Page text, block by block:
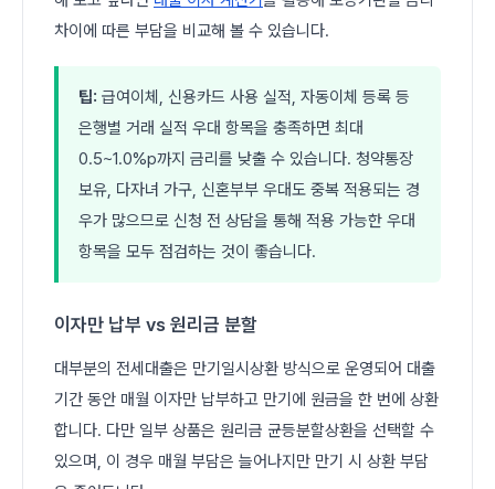
차이에 따른 부담을 비교해 볼 수 있습니다.
팁: 급여이체, 신용카드 사용 실적, 자동이체 등록 등
은행별 거래 실적 우대 항목을 충족하면 최대
0.5~1.0%p까지 금리를 낮출 수 있습니다. 청약통장
보유, 다자녀 가구, 신혼부부 우대도 중복 적용되는 경
우가 많으므로 신청 전 상담을 통해 적용 가능한 우대
항목을 모두 점검하는 것이 좋습니다.
이자만 납부 vs 원리금 분할
대부분의 전세대출은 만기일시상환 방식으로 운영되어 대출
기간 동안 매월 이자만 납부하고 만기에 원금을 한 번에 상환
합니다. 다만 일부 상품은 원리금 균등분할상환을 선택할 수
있으며, 이 경우 매월 부담은 늘어나지만 만기 시 상환 부담